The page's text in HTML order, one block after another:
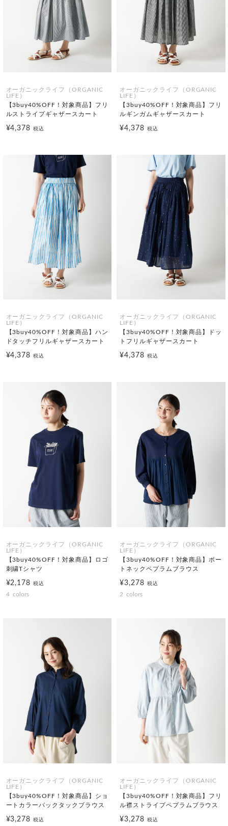
オーガニックライフ（ORGANIC
LIFE）
【3buy40%OFF！対象商品】フリ
ルストライプギャザースカート
¥4,378税込
オーガニックライフ（ORGANIC
LIFE）
【3buy40%OFF！対象商品】フリ
ルギンガムギャザースカート
¥4,378 税込
オーガニックライフ（ORGANIC
LIFE）
【3buy40%OFF！対象商品】ハン
ドタッチフリルギャザースカート
¥4,378税込
オーガニックライフ（ORGANIC
LIFE）
【3buy40%OFF！対象商品】ドッ
トフリルギャザースカート
¥4,378 税込
オーガニックライフ（ORGANIC
LIFE）
【3buy40%OFF！対象商品】ロゴ
刺繍Tシャツ
¥2,178税込
4 colors
オーガニックライフ（ORGANIC
LIFE）
【3buy40%OFF！対象商品】ボー
トネックペプラムブラウス
¥3,278 税込
2 colors
オーガニックライフ（ORGANIC
LIFE）
【3buy40%OFF！対象商品】ショ
ートカラーバックタックブラウス
¥3,278税込
オーガニックライフ（ORGANIC
LIFE）
【3buy40%OFF！対象商品】フリ
ル襟ストライプペプラムブラウス
¥3,278 税込